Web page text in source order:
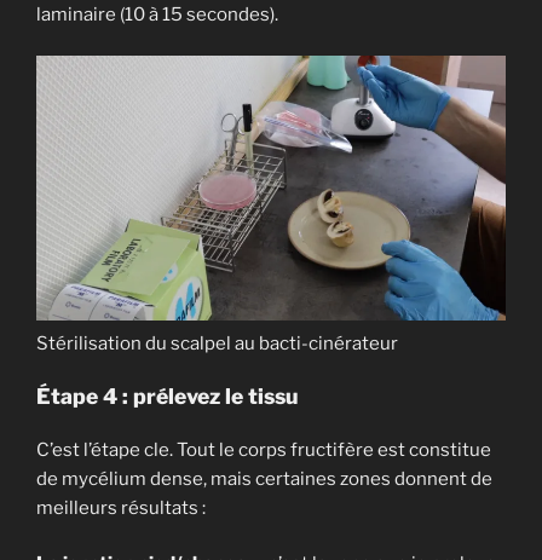
laminaire (10 à 15 secondes).
Stérilisation du scalpel au bacti-cinérateur
Étape 4 : prélevez le tissu
C’est l’étape cle. Tout le corps fructifère est constitue
de mycélium dense, mais certaines zones donnent de
meilleurs résultats :